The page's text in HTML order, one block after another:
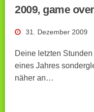
2009, game
31. Dezember 2009
Deine letzten
eines Jahres
näher an…